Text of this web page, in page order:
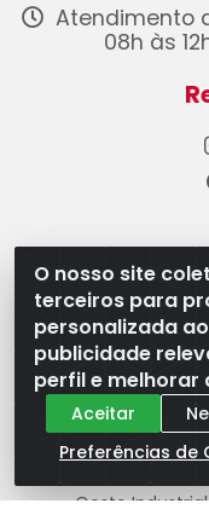
O nosso site
terceiros para
personalizada
publicidade
perfil e melhorar
Aceitar
Preferências de
Atendimento
08h às
WB
Oeste